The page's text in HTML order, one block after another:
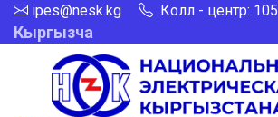
ipes@nesk.kg Колл - центр: 105
Кыргызча